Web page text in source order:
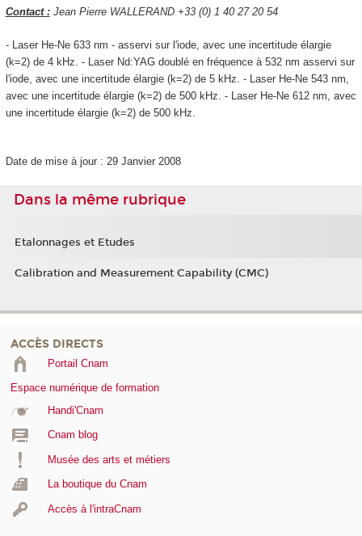
Contact :Jean Pierre WALLERAND +33 (0) 1 40 27 20 54
- Laser He-Ne 633 nm - asservi sur l'iode, avec une incertitude élargie
(k=2) de 4 kHz. - Laser Nd:YAG doublé en fréquence à 532 nm asservi sur
l'iode, avec une incertitude élargie (k=2) de 5 kHz. - Laser He-Ne 543 nm,
avec une incertitude élargie (k=2) de 500 kHz. - Laser He-Ne 612 nm, avec
une incertitude élargie (k=2) de 500 kHz.
Date de mise à jour : 29 Janvier 2008
Dans la même rubrique
Etalonnages et Etudes
Calibration and Measurement Capability (CMC)
ACCÈS DIRECTS
Portail Cnam
Espace numérique de formation
Handi'Cnam
Cnam blog
Musée des arts et métiers
La boutique du Cnam
Accès à l'intraCnam